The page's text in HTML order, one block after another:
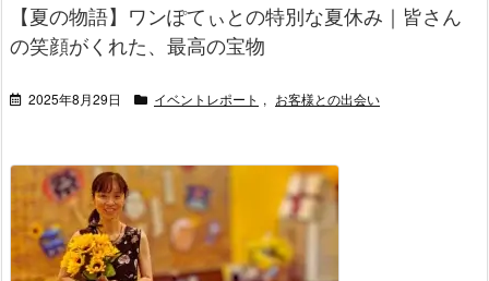
【夏の物語】ワンぽてぃとの特別な夏休み｜皆さん
の笑顔がくれた、最高の宝物
2025年8月29日 イベントレポート , お客様との出会い